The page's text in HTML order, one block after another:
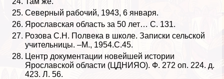
Северный рабочий, 1943, 6 января.
Ярославская область за 50 лет… С. 131.
Розова С.Н. Полвека в школе. Записки сельской
учительницы. –М., 1954.С.45.
Центр документации новейшей истории
Ярославской области (ЦДНИЯО). Ф. 272 оп. 224. д.
423. Л. 56.